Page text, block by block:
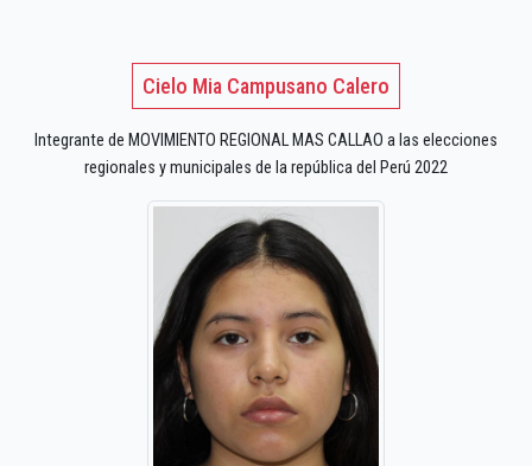
Cielo Mia Campusano Calero
Integrante de MOVIMIENTO REGIONAL MAS CALLAO a las elecciones
regionales y municipales de la república del Perú 2022